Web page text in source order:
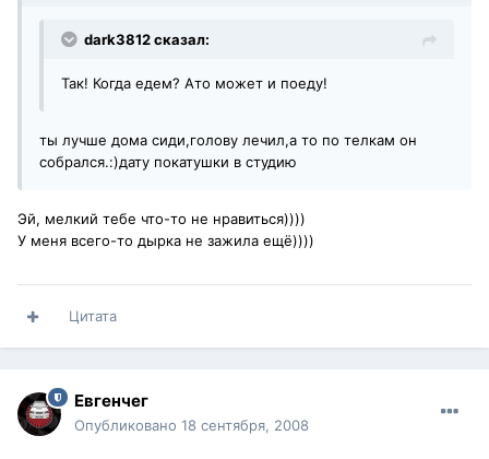
dark3812 сказал:
Так! Когда едем? Ато может и поеду!
ты лучше дома сиди,голову лечил,а то по телкам он
собрался.:)дату покатушки в студию
Эй, мелкий тебе что-то не нравиться))))
У меня всего-то дырка не зажила ещё))))
Цитата
Евгенчег
Опубликовано 18 сентября, 2008